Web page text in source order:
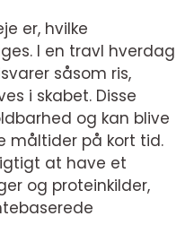
er, hvilke
I en travl hverdag
såsom ris,
i skabet. Disse
og kan blive
måltider på kort tid.
at have et
og proteinkilder,